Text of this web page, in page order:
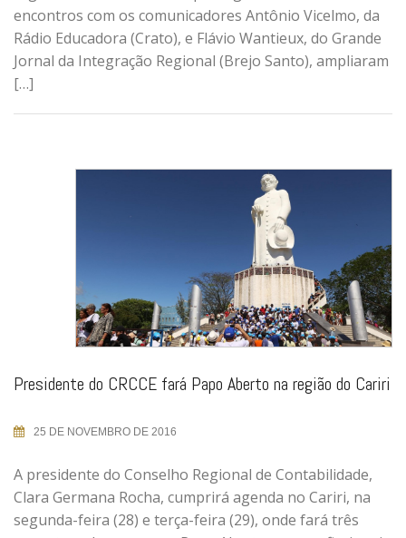
encontros com os comunicadores Antônio Vicelmo, da
Rádio Educadora (Crato), e Flávio Wantieux, do Grande
Jornal da Integração Regional (Brejo Santo), ampliaram
[…]
Presidente do CRCCE fará Papo Aberto na região do Cariri
25 DE NOVEMBRO DE 2016
A presidente do Conselho Regional de Contabilidade,
Clara Germana Rocha, cumprirá agenda no Cariri, na
segunda-feira (28) e terça-feira (29), onde fará três